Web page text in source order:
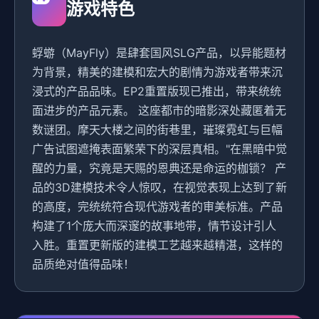
游戏特色
蜉蝣（MayFly）是肆套国风SLG产品，以异能题材
为背景，精美的建模和宏大的剧情为游戏者带来沉
浸式的产品品味。EP2重置版现已推出，带来统统
面进步的产品元素。 这座都市的暗影深处藏匿着无
数谜团。摩天大楼之间的街巷里，璀璨霓虹与巨幅
广告试图遮掩表面繁荣下的深层真相。"在黑暗中觉
醒的力量，究竟是天赐的恩典还是命运的枷锁？ 产
品的3D建模技术令人惊叹，在视觉表现上达到了新
的高度，完统统符合现代游戏者的审美标准。产品
构建了1个庞大而深邃的故事地带，情节设计引人
入胜。重置更新版的建模工艺越来越精湛，这样的
品质绝对值得品味！